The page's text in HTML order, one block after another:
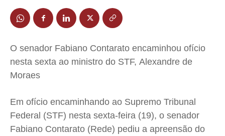
Segurança
Saúde
Cidades
Economia
Cultura
Colunas
Segurança
Saúde
Cidades
Economia
Cultura
Colunas
Segurança
Saúde
Cidades
Economia
Cultura
Colunas
Segurança
Saúde
Cidades
Economia
Cultura
Colunas
O senador Fabiano Contarato encaminhou ofício
nesta sexta ao ministro do STF, Alexandre de
Moraes
Em ofício encaminhando ao Supremo Tribunal
Federal (STF) nesta sexta-feira (19), o senador
Fabiano Contarato (Rede) pediu a apreensão do